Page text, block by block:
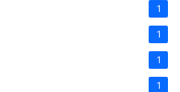
1
1
1
1